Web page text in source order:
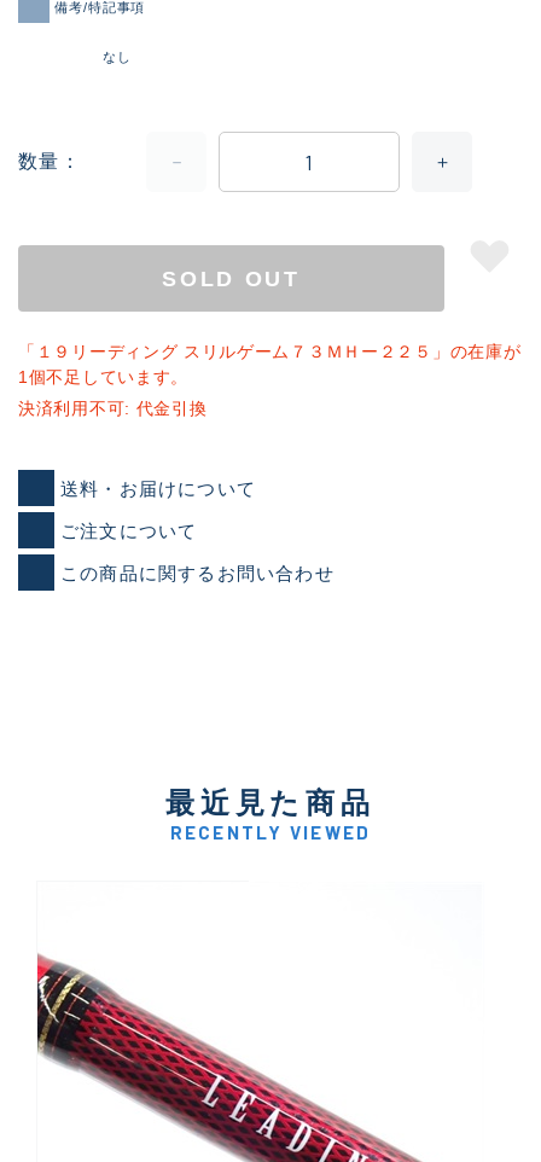
備考/特記事項
なし
数量
SOLD OUT
「１９リーディング スリルゲーム７３ＭＨー２２５」の在庫が
1個不足しています。
決済利用不可: 代金引換
送料・お届けについて
ご注文について
この商品に関するお問い合わせ
最近見た商品
RECENTLY VIEWED